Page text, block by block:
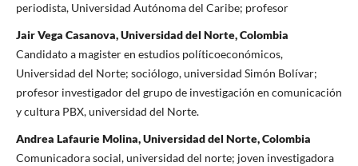
periodista, Universidad Autónoma del Caribe; profesor
Jair Vega Casanova, Universidad del Norte, Colombia
Candidato a magister en estudios políticoeconómicos,
Universidad del Norte; sociólogo, universidad Simón Bolívar;
profesor investigador del grupo de investigación en comunicación
y cultura PBX, universidad del Norte.
Andrea Lafaurie Molina, Universidad del Norte, Colombia
Comunicadora social, universidad del norte; joven investigadora